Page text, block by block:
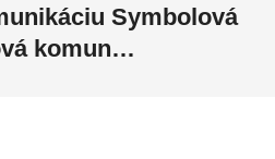
Symbolová
komun…